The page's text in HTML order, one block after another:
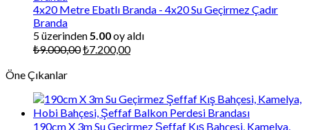
₺252,00.
4x20 Metre Ebatlı Branda - 4x20 Su Geçirmez Çadır
Branda
5 üzerinden 5.00oy aldı
₺9.000,00Orijinal
₺7.200,00Şu
Öne Çıkanlar
190cm X 3m Su Geçirmez Şeffaf Kış Bahçesi, Kamelya,